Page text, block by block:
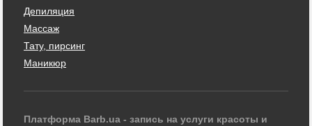
Депиляция
Массаж
Тату, пирсинг
Маникюр
Платформа Barb.ua - запись на услуги красоты и